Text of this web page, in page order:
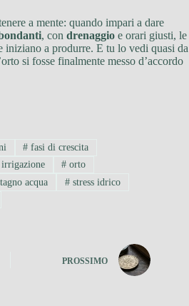
a mente: quando impari a dare
, con drenaggio e orari giusti, le
iniziano a produrre. E tu lo vedi quasi da
si fosse finalmente messo d’accordo
# fasi di crescita
# orto
acqua # stress idrico
PROSSIMO